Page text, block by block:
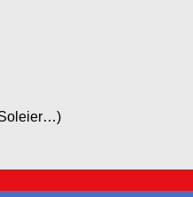
Soleier…)